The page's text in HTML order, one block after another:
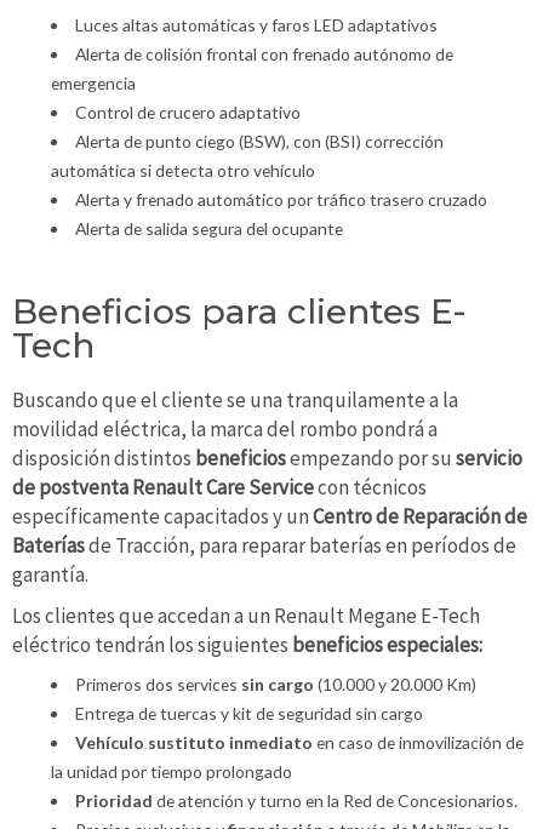
Luces altas automáticas y faros LED adaptativos
Alerta de colisión frontal con frenado autónomo de
emergencia
Control de crucero adaptativo
Alerta de punto ciego (BSW), con (BSI) corrección
automática si detecta otro vehículo
Alerta y frenado automático por tráfico trasero cruzado
Alerta de salida segura del ocupante
Beneficios para clientes E-
Tech
Buscando que el cliente se una tranquilamente a la
movilidad eléctrica, la marca del rombo pondrá a
disposición distintos beneficiosempezando por su servicio
de postventa Renault Care Servicecon técnicos
específicamente capacitados y unCentro de Reparación de
Bateríasde Tracción, para reparar baterías en períodos de
garantía.
Los clientes que accedan a un Renault Megane E-Tech
eléctrico tendrán los siguientes beneficios especiales:
Primeros dos services sin cargo (10.000 y 20.000 Km)
Entrega de tuercas y kit de seguridad sin cargo
Vehículo sustituto inmediato en caso de inmovilización de
la unidad por tiempo prolongado
Prioridad de atención y turno en la Red de Concesionarios.